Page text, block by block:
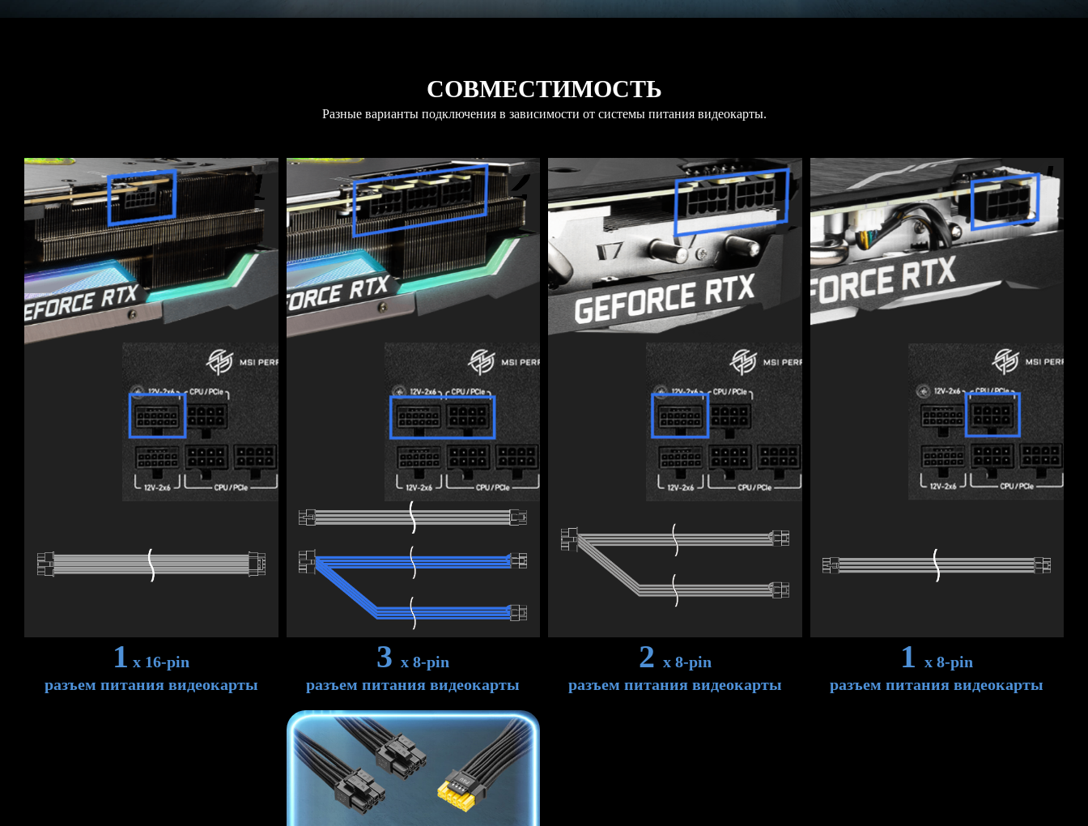
СОВМЕСТИМОСТЬ
Разные варианты подключения в зависимости от системы питания видеокарты.
1
1 x 16-pin
разъем питания видеокарты
2
3x 8-pin
разъем питания видеокарты
3
2 x 8-pin
разъем питания видеокарты
4
1x 8-pin
разъем питания видеокарты